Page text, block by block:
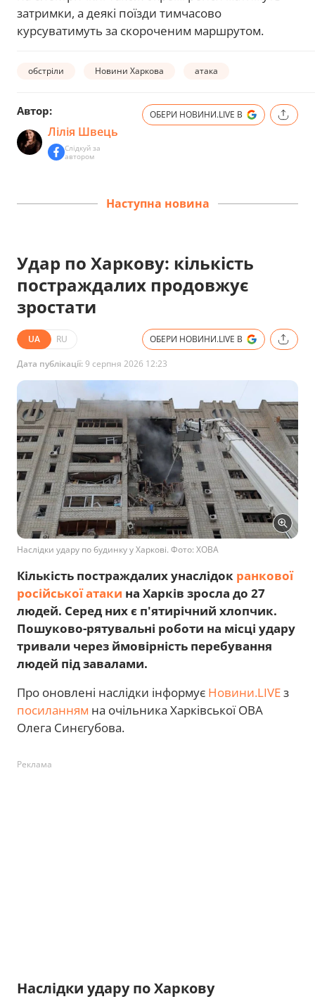
затримки, а деякі поїзди тимчасово
курсуватимуть за скороченим маршрутом.
обстріли Новини Харкова атака
Автор:
Лілія Швець
Слідкуй за
автором
ОБЕРИ НОВИНИ.LIVE В
Наступна новина
Удар по Харкову: кількість
постраждалих продовжує
зростати
UA RU ОБЕРИ НОВИНИ.LIVE В
Дата публікації:9 серпня 2026 12:23
Наслідки удару по будинку у Харкові. Фото: ХОВА
Кількість постраждалих унаслідок ранкової
російської атаки на Харків зросла до 27
людей. Серед них є п'ятирічний хлопчик.
Пошуково-рятувальні роботи на місці удару
тривали через ймовірність перебування
людей під завалами.
Про оновлені наслідки інформує Новини.LIVEз
посиланням на очільника Харківської ОВА
Олега Синєгубова.
Реклама
Наслідки удару по Харкову